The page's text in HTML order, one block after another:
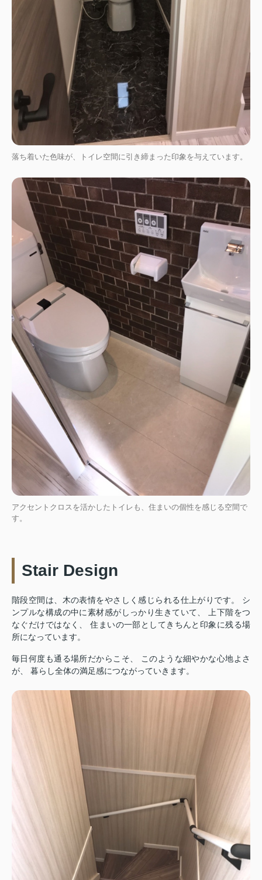
落ち着いた色味が、トイレ空間に引き締まった印象を与えています。
アクセントクロスを活かしたトイレも、住まいの個性を感じる空間で
す。
Stair Design
階段空間は、木の表情をやさしく感じられる仕上がりです。 シ
ンプルな構成の中に素材感がしっかり生きていて、 上下階をつ
なぐだけではなく、 住まいの一部としてきちんと印象に残る場
所になっています。
毎日何度も通る場所だからこそ、 このような細やかな心地よさ
が、 暮らし全体の満足感につながっていきます。